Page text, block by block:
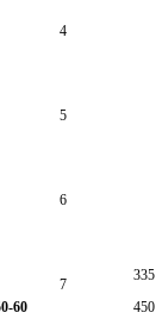
60
335
450
4
5
6
7